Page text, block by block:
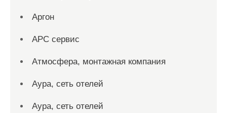
Аргон
АРС сервис
Атмосфера, монтажная компания
Аура, сеть отелей
Аура, сеть отелей